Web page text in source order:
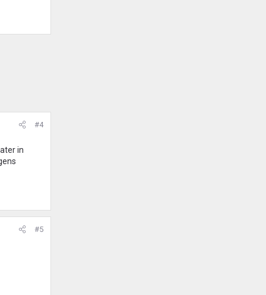
#4
in
#5